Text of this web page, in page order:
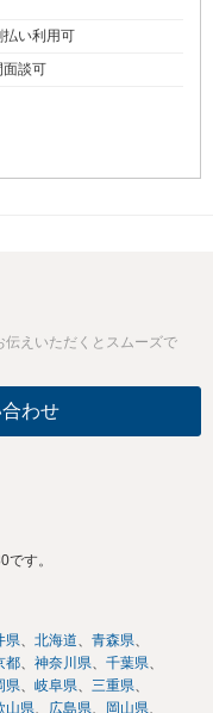
払い利用可
面談可
えいただくとスムーズで
わせ
す。
県 北海道
青森県
都 神奈川県
千葉県
県 岐阜県
三重県
山県 広島県
岡山県